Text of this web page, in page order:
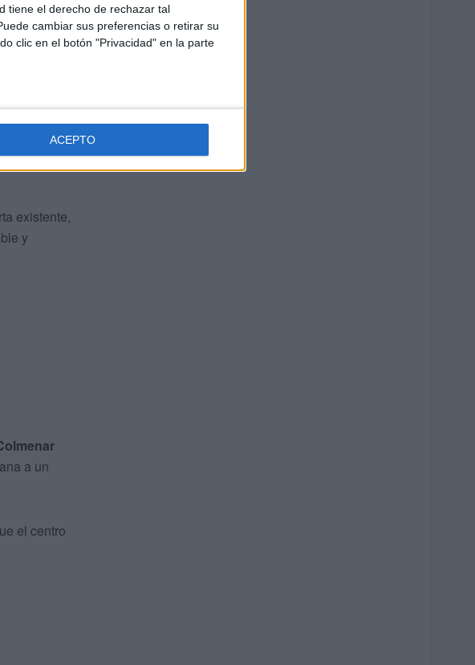
tiene el derecho de rechazar tal
cambiar sus preferencias o retirar su
clic en el botón "Privacidad" en la parte
ACEPTO
demanda de
existente,
y
a un
el centro